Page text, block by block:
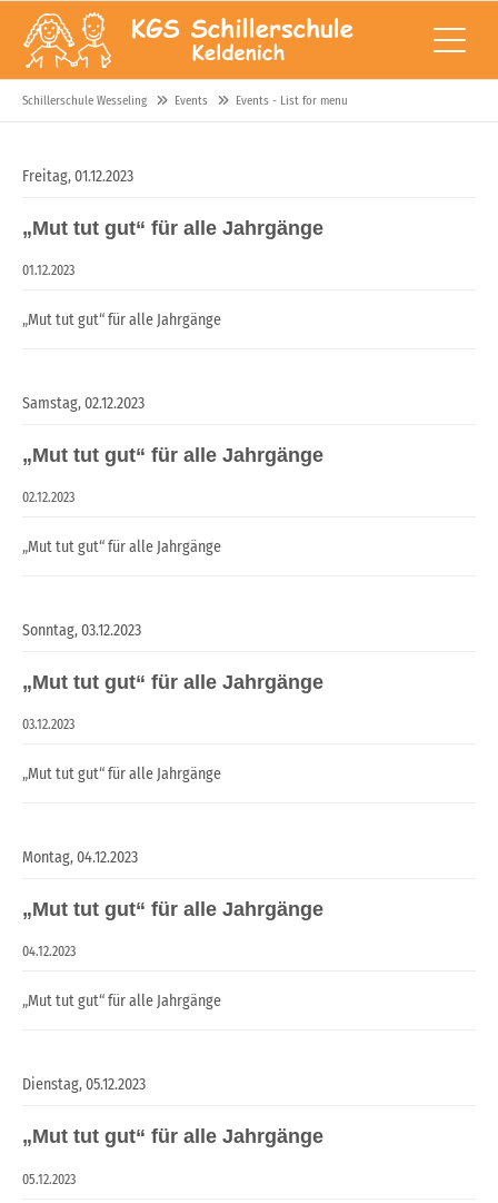
Schillerschule Wesseling Events Events - List for menu
Freitag,01.12.2023
„Mut tut gut“ für alle Jahrgänge
01.12.2023
„Mut tut gut“ für alle Jahrgänge
Samstag,02.12.2023
„Mut tut gut“ für alle Jahrgänge
02.12.2023
„Mut tut gut“ für alle Jahrgänge
Sonntag,03.12.2023
„Mut tut gut“ für alle Jahrgänge
03.12.2023
„Mut tut gut“ für alle Jahrgänge
Montag,04.12.2023
„Mut tut gut“ für alle Jahrgänge
04.12.2023
„Mut tut gut“ für alle Jahrgänge
Dienstag,05.12.2023
„Mut tut gut“ für alle Jahrgänge
05.12.2023